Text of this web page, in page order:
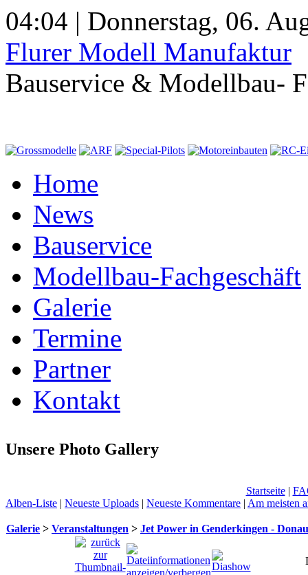
04:04 | Donnerstag, 06.
Flurer Modell Manufaktur
Bauservice & Modellbau-
Home
News
Bauservice
Modellbau-Fachgeschäft
Galerie
Termine
Partner
Kontakt
Unsere Photo Gallery
Startseite|
Alben-Liste | Neueste Uploads | Neueste Kommentare | Am meisten
Galerie > Veranstaltungen > Jet Power in Genderkingen -